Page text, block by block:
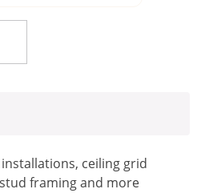
ceiling grid
framing and more